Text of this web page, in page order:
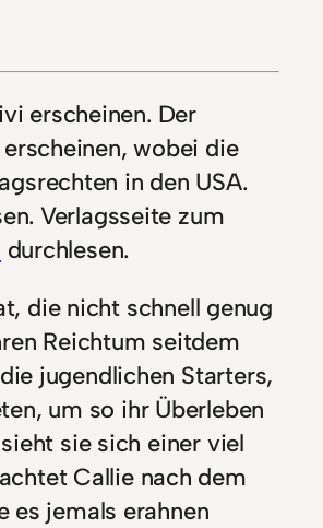
erscheinen. Der
wobei die
in den USA.
Verlagsseite zum
durchlesen.
die nicht schnell genug
Reichtum seitdem
jugendlichen Starters,
um so ihr Überleben
sie sich einer viel
Callie nach dem
es jemals erahnen